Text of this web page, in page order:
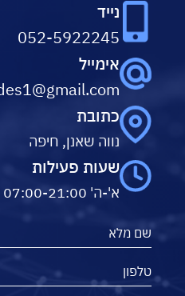
נייד
052-5922245
אימייל
כתובת
נווה שאנן, חיפה
שעות פעילות
א'-ה' 07:00-21:00